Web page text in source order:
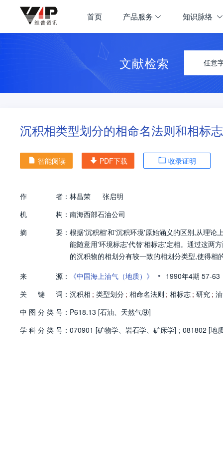
首页 产品服务 知识脉络
文献检索 任意
沉积相类型划分的相命名法则和相标
智能阅读 PDF下载 收录证明
作 者： 林昌荣
张启明
机
构： 南海西部石油公司
摘
要： 根据'沉积相'和'沉积环境'原始涵义的区别,从理论
能随意用'环境标志'代替'相标志'定相。通过这两
的沉积物的相划分有较一致的相划分类型,使得
来
源： 《中国海上油气（地质）》 • 1990年4期 57-63
关
键 词： 沉积相 ; 类型划分 ; 相命名法则 ; 相标志 ; 研究 ;
中 图 分 类 号： P618.13 [石油、天然气⑨]
学 科 分 类 号： 070901 [矿物学、岩石学、矿床学] ; 081802 [地